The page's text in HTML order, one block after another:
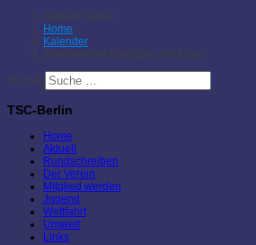
Aktuelle Seite:
Home
Kalender
Arbeitsdienst Abslippen mit Kran
Suchen
TSC-Berlin
Home
Aktuell
Rundschreiben
Der Verein
Mitglied werden
Jugend
Wettfahrt
Umwelt
Links